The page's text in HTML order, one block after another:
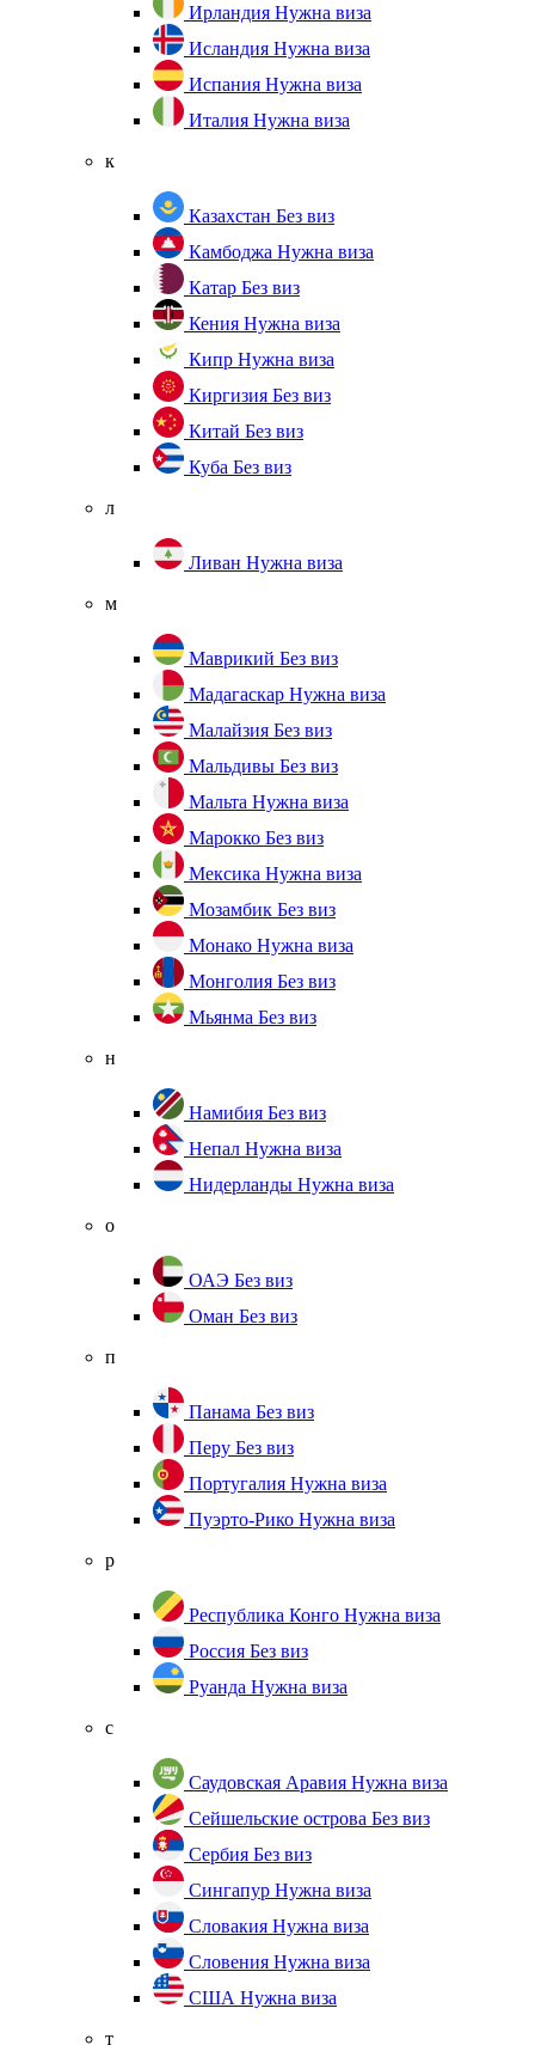
Ирландия Нужна виза
Исландия Нужна виза
Испания Нужна виза
Италия Нужна виза
к
Казахстан Без виз
Камбоджа Нужна виза
Катар Без виз
Кения Нужна виза
Кипр Нужна виза
Киргизия Без виз
Китай Без виз
Куба Без виз
л
Ливан Нужна виза
м
Маврикий Без виз
Мадагаскар Нужна виза
Малайзия Без виз
Мальдивы Без виз
Мальта Нужна виза
Марокко Без виз
Мексика Нужна виза
Мозамбик Без виз
Монако Нужна виза
Монголия Без виз
Мьянма Без виз
н
Намибия Без виз
Непал Нужна виза
Нидерланды Нужна виза
о
ОАЭ Без виз
Оман Без виз
п
Панама Без виз
Перу Без виз
Португалия Нужна виза
Пуэрто-Рико Нужна виза
р
Республика Конго Нужна виза
Россия Без виз
Руанда Нужна виза
с
Саудовская Аравия Нужна виза
Сейшельские острова Без виз
Сербия Без виз
Сингапур Нужна виза
Словакия Нужна виза
Словения Нужна виза
США Нужна виза
т